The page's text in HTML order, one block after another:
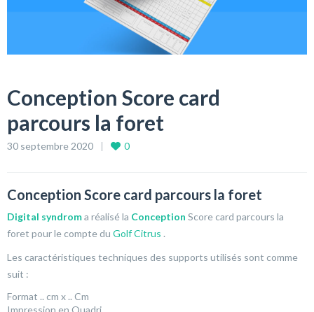
Conception Score card
parcours la foret
30 septembre 2020 0
Conception Score card parcours la foret
Digital syndroma réalisé la Conception Score card parcours la
foret pour le compte du Golf Citrus .
Les caractéristiques techniques des supports utilisés sont comme
suit :
Format .. cm x .. Cm
Impression en Quadri